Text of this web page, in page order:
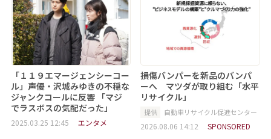
「１１９エマージェンシーコー
ル」声優・沢城みゆきの不穏な
ジャンクコールに反響 「マジ
でラスボスの気配だった」
2025.03.25 12:45 エンタメ
損傷バンパーを新品のバンパ
ーへ マツダが取り組む「水平
リサイクル」
提供 自動車リサイクル促進センター
2026.08.06 14:12 SPONSORED